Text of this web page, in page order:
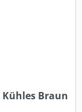
Braun